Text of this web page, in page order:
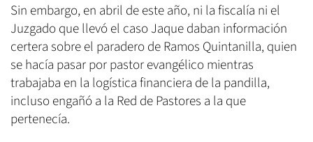
Sin embargo, en abril de este año, ni la fiscalía ni el
Juzgado que llevó el caso Jaque daban información
certera sobre el paradero de Ramos Quintanilla, quien
se hacía pasar por pastor evangélico mientras
trabajaba en la logística financiera de la pandilla,
incluso engañó a la Red de Pastores a la que
pertenecía.